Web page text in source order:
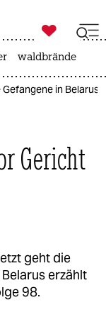

taz zahl ich
waldbrände
in
Gericht
geht die
erzählt
98.